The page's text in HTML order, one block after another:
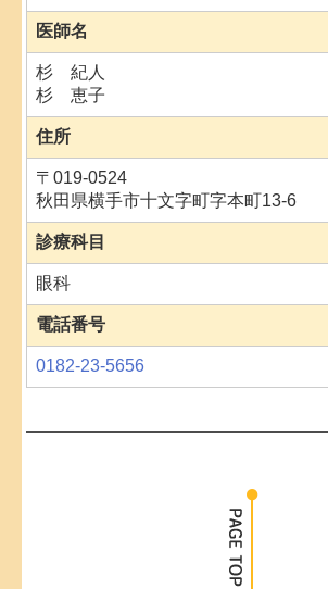
医師名
杉 紀人
杉 恵子
住所
〒019-0524
秋田県横手市十文字町字本町13-6
診療科目
眼科
電話番号
0182-23-5656